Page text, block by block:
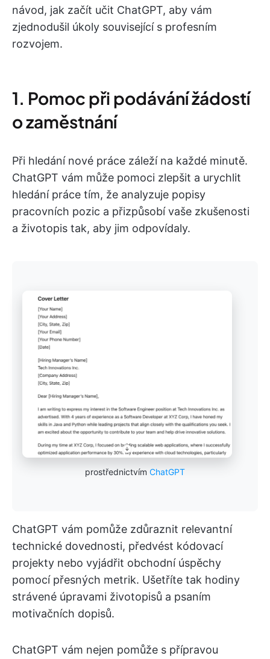
návod, jak začít učit ChatGPT, aby vám
zjednodušil úkoly související s profesním
rozvojem.
1. Pomoc při podávání žádostí
o zaměstnání
Při hledání nové práce záleží na každé minutě.
ChatGPT vám může pomoci zlepšit a urychlit
hledání práce tím, že analyzuje popisy
pracovních pozic a přizpůsobí vaše zkušenosti
a životopis tak, aby jim odpovídaly.
prostřednictvím ChatGPT
ChatGPT vám pomůže zdůraznit relevantní
technické dovednosti, předvést kódovací
projekty nebo vyjádřit obchodní úspěchy
pomocí přesných metrik. Ušetříte tak hodiny
strávené úpravami životopisů a psaním
motivačních dopisů.
ChatGPT vám nejen pomůže s přípravou